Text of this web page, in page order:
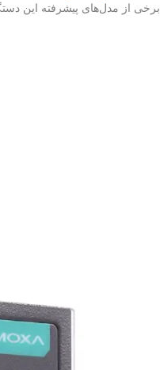
برخی از مدل‌های پیشرفته این